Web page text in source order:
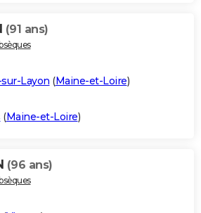
(91 ans)
Layon (Maine-et-Loire)
(Maine-et-Loire)
(96 ans)